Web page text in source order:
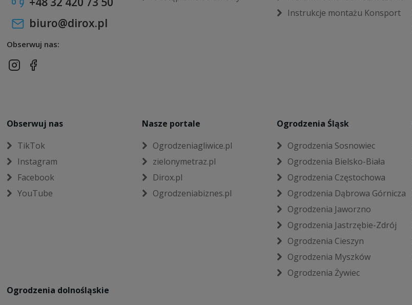
biuro@dirox.pl
Obserwuj nas:
Instrukcje montażu Konsport
Obserwuj nas
TikTok
Instagram
Facebook
YouTube
Nasze portale
Ogrodzeniagliwice.pl
zielonymetraz.pl
Dirox.pl
Ogrodzeniabiznes.pl
Ogrodzenia Śląsk
Ogrodzenia Sosnowiec
Ogrodzenia Bielsko-Biała
Ogrodzenia Częstochowa
Ogrodzenia Dąbrowa Górnicza
Ogrodzenia Jaworzno
Ogrodzenia Jastrzębie-Zdrój
Ogrodzenia Cieszyn
Ogrodzenia Myszków
Ogrodzenia Żywiec
Ogrodzenia dolnośląskie